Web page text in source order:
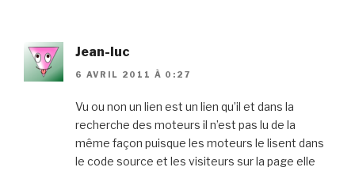
Jean-luc
6 AVRIL 2011 À 0:27
Vu ou non un lien est un lien qu’il et dans la
recherche des moteurs il n’est pas lu de la
même façon puisque les moteurs le lisent dans
le code source et les visiteurs sur la page elle